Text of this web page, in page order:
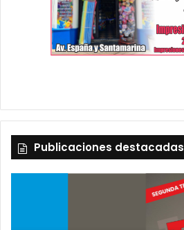
Publicaciones destacadas